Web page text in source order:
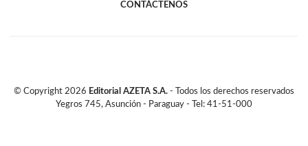
CONTÁCTENOS
© Copyright 2026 Editorial AZETA S.A. - Todos los derechos reservados
Yegros 745, Asunción - Paraguay - Tel: 41-51-000